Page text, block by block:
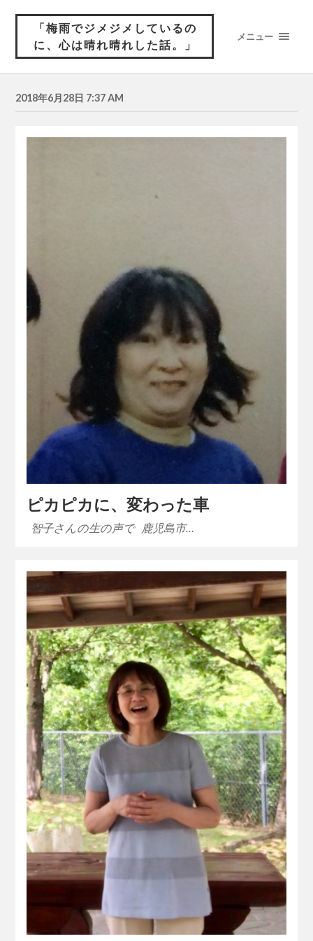
「梅雨でジメジメしているの
に、心は晴れ晴れした話。」
メニュー
2018年6月28日 7:37 AM
ピカピカに、変わった車
智子さんの生の声で 鹿児島市…